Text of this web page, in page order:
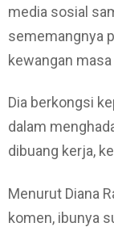
media sosial
sememangnya
kewangan masa
Dia berkongsi
dalam
dibuang kerja,
Menurut Diana
komen, ibunya